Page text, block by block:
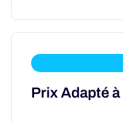
Prix Adapté